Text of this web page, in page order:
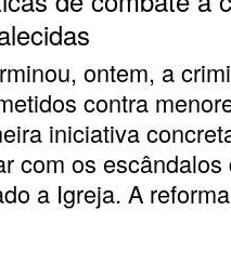
ontem, a
contra
iniciativa
com os escândalos
a Igreja. A